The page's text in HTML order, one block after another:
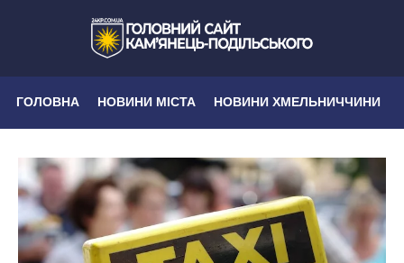
ГОЛОВНА НОВИНИ МІСТА НОВИНИ ХМЕЛЬНИЧЧИНИ